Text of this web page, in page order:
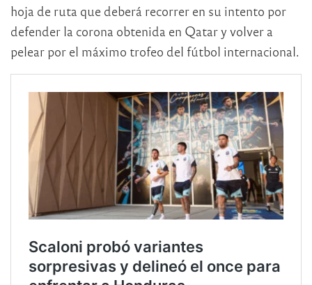
hoja de ruta que deberá recorrer en su intento por
defender la corona obtenida en Qatar y volver a
pelear por el máximo trofeo del fútbol internacional.